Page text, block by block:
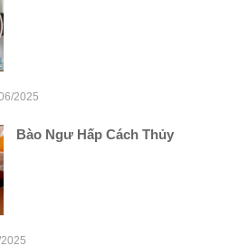
2025
Bào Ngư Hấp Cách Thủy